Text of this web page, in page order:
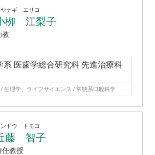
ヤナギ エリコ
栁 江梨子
教
系 医歯学総合研究科 先進治療科
生理学、ライフサイエンス / 常態系口腔科学
ンドウ トモコ
藤 智子
任教授